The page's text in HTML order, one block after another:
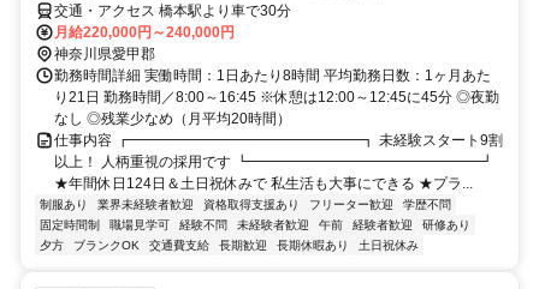
交通・アクセス 橋本駅より車で30分
月給220,000円～240,000円
神奈川県愛甲郡
勤務時間詳細 実働時間：1日あたり8時間 平均勤務日数：1ヶ月あた
り21日 勤務時間／8:00～16:45 ※休憩は12:00～12:45に45分 ◎夜勤
なし ◎残業少なめ（月平均20時間）
仕事内容 ┏━━━━━━━━━━━━━━━━┓ 未経験スタート9割
以上！ 人柄重視の採用です ┗━━━━━━━━━━━━━━━━┛
★年間休日124日＆土日祝休みで 私生活も大事にできる ★プラ...
制服あり 業界未経験者歓迎 資格取得支援あり フリーター歓迎
学歴不問
固定時間制
職場見学可 経験不問 未経験者歓迎 午前 経験者歓迎
研修あり
夕方
ブランクOK 交通費支給 長期歓迎 長期休暇あり 土日祝休み